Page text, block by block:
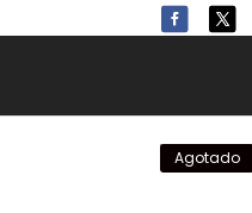
Agotado
🌸